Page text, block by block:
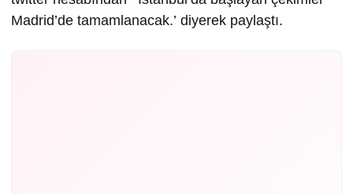
Madrid’de tamamlanacak.’ diyerek paylaştı.